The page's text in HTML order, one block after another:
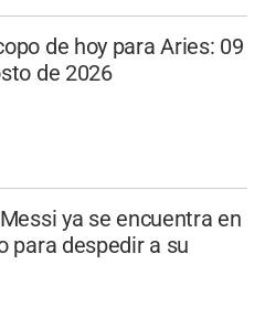
de hoy para Aries: 09
de 2026
ya se encuentra en
para despedir a su